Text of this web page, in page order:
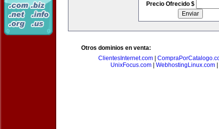
Precio Ofrecido $
Otros dominios en venta:
ClientesInternet.com
UnixFocus.com| WebhostingLinux.com|